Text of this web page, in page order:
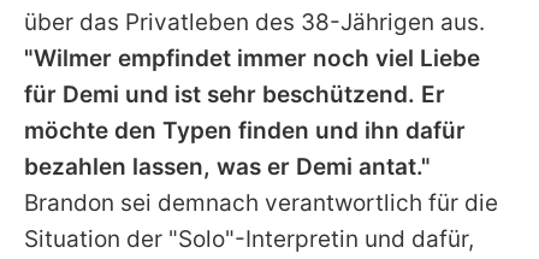
über das Privatleben des 38-Jährigen aus.
"Wilmer empfindet immer noch viel Liebe
für Demi und ist sehr beschützend. Er
möchte den Typen finden und ihn dafür
bezahlen lassen, was er Demi antat."
Brandon sei demnach verantwortlich für die
Situation der "Solo"-Interpretin und dafür,